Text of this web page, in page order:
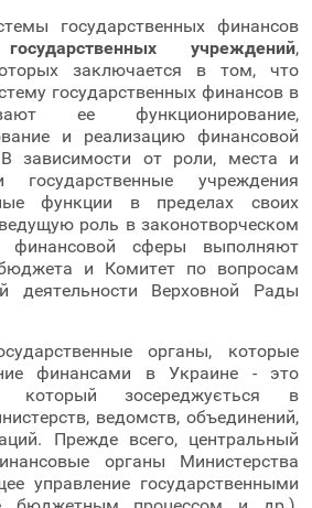
государственных финансов
государственных учреждений,
заключается в том, что
государственных финансов в
ее функционирование,
и реализацию финансовой
В зависимости от роли, места и
государственные учреждения
функции в пределах своих
роль в законотворческом
финансовой сферы выполняют
и Комитет по вопросам
деятельности Верховной Рады
органы, которые
финансами в Украине - это
который зосереджується в
ведомств, объединений,
Прежде всего, центральный
органы Министерства
управление государственными